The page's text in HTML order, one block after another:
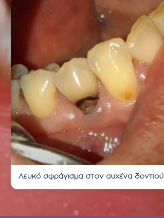
Λευκό σφράγισμα στον αυχένα δοντιού